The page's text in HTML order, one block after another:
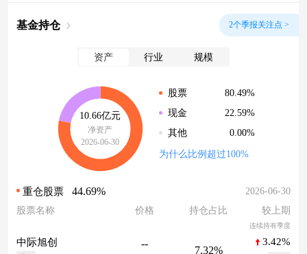
基金持仓 2个季报关注点 >
资产 行业 规模
10.66亿元
净资产
2026-06-30
股票
80.49%
现金
22.59%
其他
0.00%
为什么比例超过100%
重仓股票 44.69%
2026-06-30
股票名称
价格 持仓占比 较上期
连续持有季度
中际旭创 --
7.32%
3.42%